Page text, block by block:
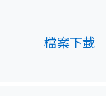
檔案下載